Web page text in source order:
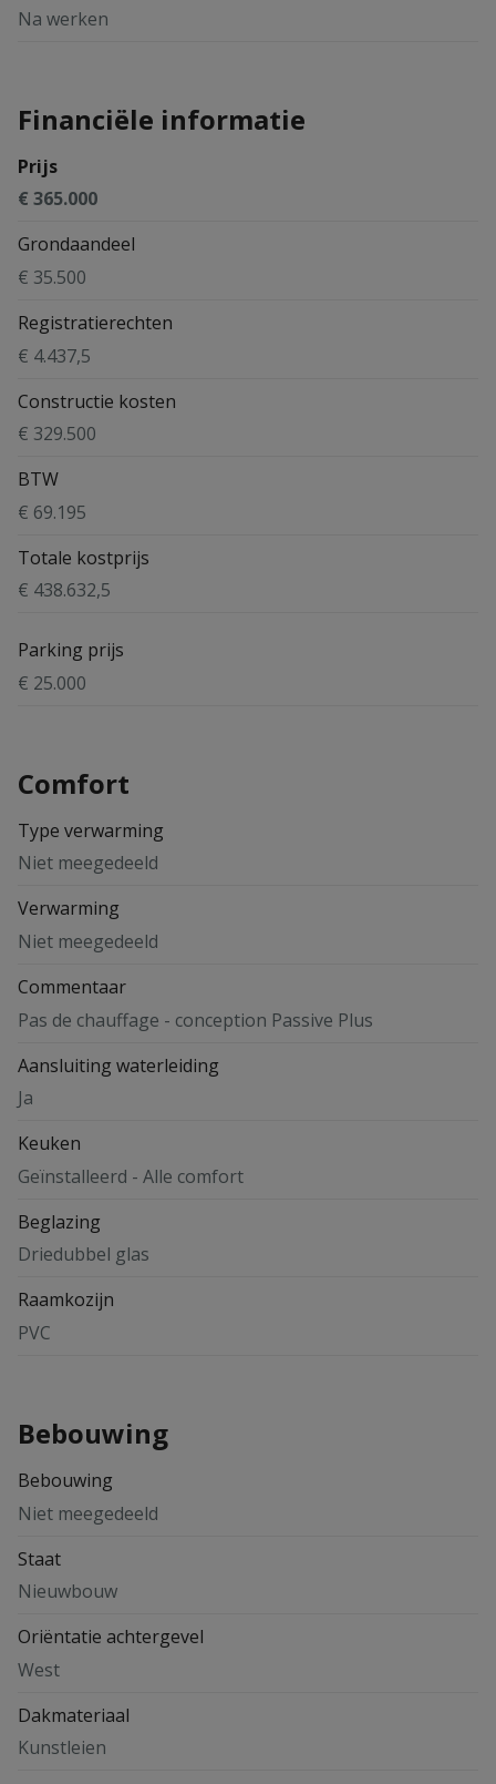
Na werken
Financiële informatie
Prijs
€ 365.000
Grondaandeel
€ 35.500
Registratierechten
€ 4.437,5
Constructie kosten
€ 329.500
BTW
€ 69.195
Totale kostprijs
€ 438.632,5
Parking prijs
€ 25.000
Comfort
Type verwarming
Niet meegedeeld
Verwarming
Niet meegedeeld
Commentaar
Pas de chauffage - conception Passive Plus
Aansluiting waterleiding
Ja
Keuken
Geïnstalleerd - Alle comfort
Beglazing
Driedubbel glas
Raamkozijn
PVC
Bebouwing
Bebouwing
Niet meegedeeld
Staat
Nieuwbouw
Oriëntatie achtergevel
West
Dakmateriaal
Kunstleien